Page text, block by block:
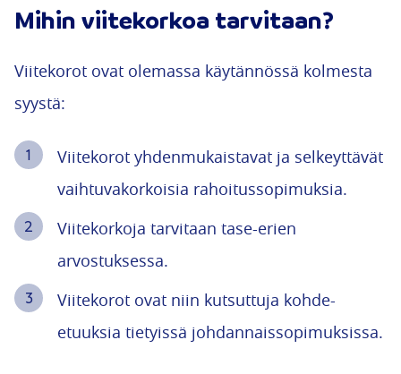
Mihin viitekorkoa tarvitaan?
Viitekorot ovat olemassa käytännössä kolmesta
syystä:
Viitekorot yhdenmukaistavat ja selkeyttävät
vaihtuvakorkoisia rahoitussopimuksia.
Viitekorkoja tarvitaan tase-erien
arvostuksessa.
Viitekorot ovat niin kutsuttuja kohde-
etuuksia tietyissä johdannaissopimuksissa.